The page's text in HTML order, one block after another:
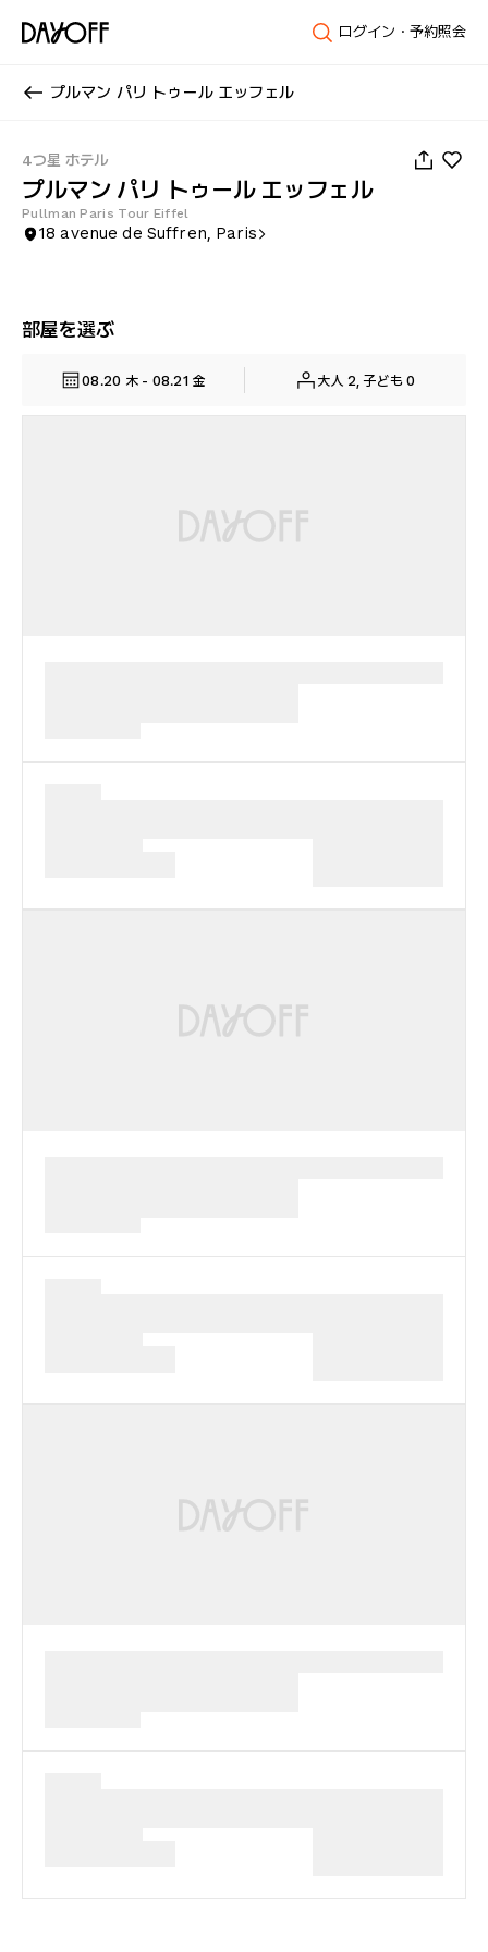
ログイン・予約照会
プルマン パリ トゥール エッフェル
4つ星 ホテル
プルマン パリ トゥール エッフェル
Pullman Paris Tour Eiffel
18 avenue de Suffren, Paris
部屋を選ぶ
08.20 木 - 08.21 金 大人 2, 子ども 0